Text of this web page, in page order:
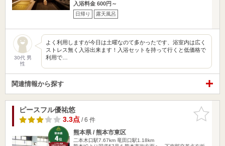
入浴料金 600円～
日帰り 露天風呂
30代 男
性
よく利用しますが今日は土曜なのて多かったです、浴室内は広く
ストレス無く入浴出来ます！入浴セットを持って行くと低価格で
利用で…
関連情報から探す
お気に入
りに追加
ピースフル優祐悠
3.3点/ 6 件
熊本県 / 熊本市東区
二本木口駅7.67km 竜田口駅1.18km